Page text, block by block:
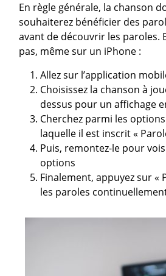
En règle générale, la chanson
souhaiterez bénéficier des
avant de découvrir les paroles.
pas, même sur un iPhone :
Allez sur l’application
Choisissez la chanson à
dessus pour un affichage
Cherchez parmi les
laquelle il est inscrit «
Puis, remontez-le pour
options
Finalement, appuyez sur «
les paroles